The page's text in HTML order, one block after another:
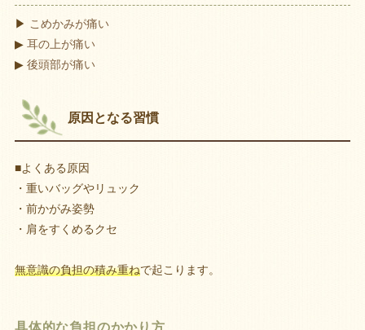
▶ こめかみが痛い
▶ 耳の上が痛い
▶ 後頭部が痛い
原因となる習慣
■よくある原因
・重いバッグやリュック
・前かがみ姿勢
・肩をすくめるクセ
無意識の負担の積み重ねで起こります。